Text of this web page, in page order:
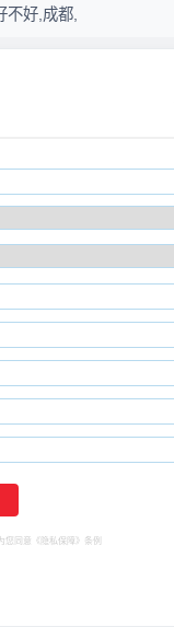
不好,成都,
您同意 《隐私保障》 条例